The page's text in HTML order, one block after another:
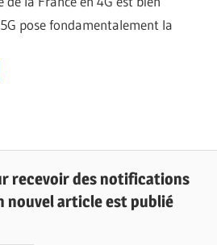
pose fondamentalement la
recevoir des notifications
nouvel article est publié